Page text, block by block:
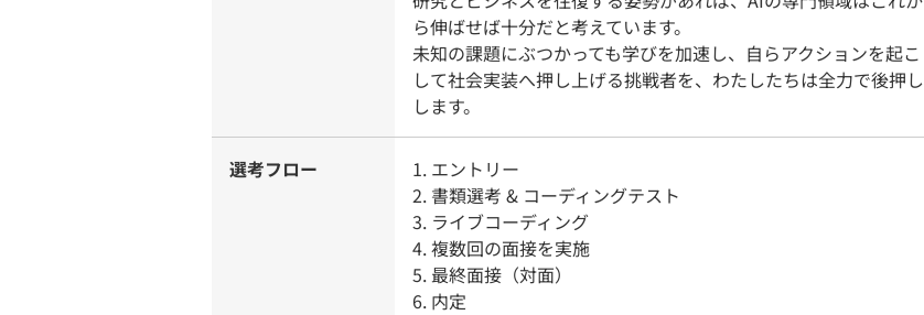
ら伸ばせば十分だと考えています。
未知の課題にぶつかっても学びを加速し、自らアクションを起こ
して社会実装へ押し上げる挑戦者を、わたしたちは全力で後押し
します。
選考フロー
1. エントリー
2. 書類選考 & コーディングテスト
3. ライブコーディング
4. 複数回の面接を実施
5. 最終面接（対面）
6. 内定